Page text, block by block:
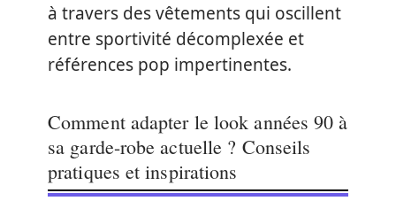
à travers des vêtements qui oscillent
entre sportivité décomplexée et
références pop impertinentes.
Comment adapter le look années 90 à
sa garde-robe actuelle ? Conseils
pratiques et inspirations